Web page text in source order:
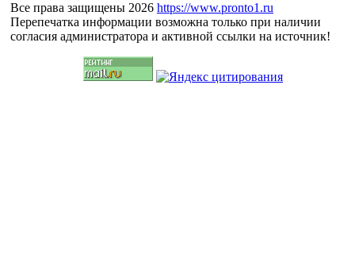
Все права защищены 2026 https://www.pronto1.ru
Перепечатка информации возможна только при наличии
согласия администратора и активной ссылки на источник!